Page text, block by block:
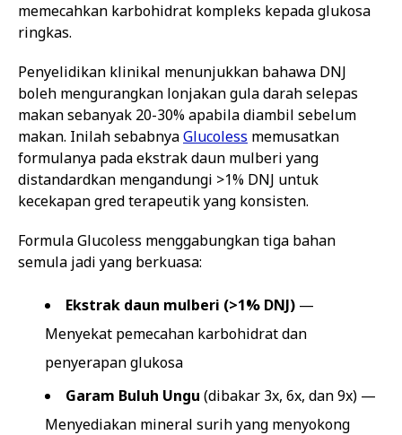
memecahkan karbohidrat kompleks kepada glukosa
ringkas.
Penyelidikan klinikal menunjukkan bahawa DNJ
boleh mengurangkan lonjakan gula darah selepas
makan sebanyak 20-30% apabila diambil sebelum
makan. Inilah sebabnyaGlucoless memusatkan
formulanya pada ekstrak daun mulberi yang
distandardkan mengandungi >1% DNJ untuk
kecekapan gred terapeutik yang konsisten.
Formula Glucoless menggabungkan tiga bahan
semula jadi yang berkuasa:
Ekstrak daun mulberi (>1% DNJ) —
Menyekat pemecahan karbohidrat dan
penyerapan glukosa
Garam Buluh Ungu (dibakar 3x, 6x, dan 9x) —
Menyediakan mineral surih yang menyokong